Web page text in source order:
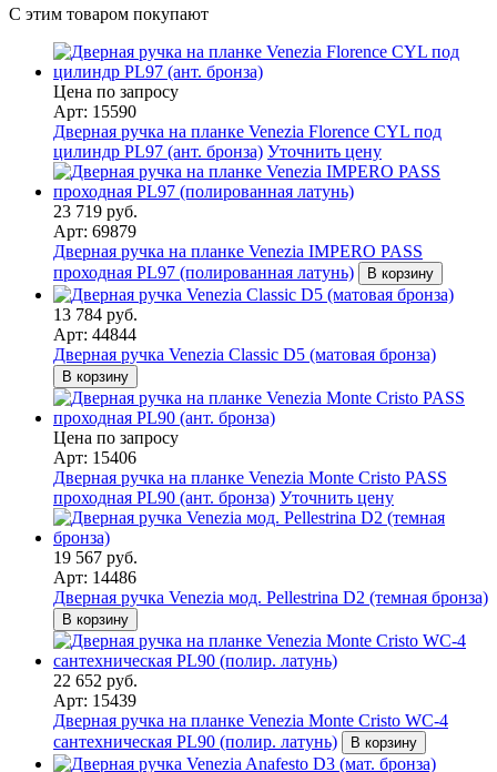
С этим товаром покупают
Цена по запросу
Арт: 15590
Дверная ручка на планке Venezia Florence CYL под
цилиндр PL97 (ант. бронза) Уточнить цену
23 719 руб.
Арт: 69879
Дверная ручка на планке Venezia IMPERO PASS
проходная PL97 (полированная латунь)
В корзину
13 784 руб.
Арт: 44844
Дверная ручка Venezia Classic D5 (матовая бронза)
В корзину
Цена по запросу
Арт: 15406
Дверная ручка на планке Venezia Monte Cristo PASS
проходная PL90 (ант. бронза) Уточнить цену
19 567 руб.
Арт: 14486
Дверная ручка Venezia мод. Pellestrina D2 (темная бронза)
В корзину
22 652 руб.
Арт: 15439
Дверная ручка на планке Venezia Monte Cristo WC-4
сантехническая PL90 (полир. латунь)
В корзину